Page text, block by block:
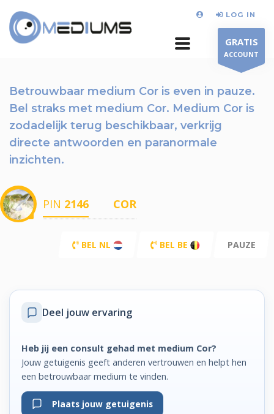
LOG IN
GRATIS
ACCOUNT
Betrouwbaar medium Cor is even in pauze.
Bel straks met medium Cor. Medium Cor is
zodadelijk terug beschikbaar, verkrijg
directe antwoorden en paranormale
inzichten.
PIN 2146 COR
BEL NL BEL BE PAUZE
Deel jouw ervaring
Heb jij een consult gehad met medium Cor?
Jouw getuigenis geeft anderen vertrouwen en helpt hen
een betrouwbaar medium te vinden.
Plaats jouw getuigenis